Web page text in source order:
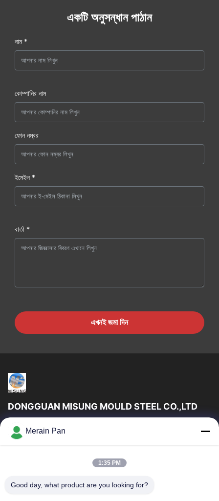
একটি অনুসন্ধান পাঠান
নাম *
কোম্পানির নাম
ফোন নম্বর
ইমেইল *
বার্তা *
এখনই জমা দিন
DONGGUAN MISUNG MOULD STEEL CO.,LTD
DongGuan Misung ছাঁচ ইস্পাত কোং লিমিটেড সরবরাহ প্লাস্টিক ডাই স্টিল, গরম
কাজ ইস্পাত, ঠান্ডা কাজ ইস্পাত, খাদ কাঠামোগত ইস্পাত
গুরুত্বপূর্ণ সংযোগ
পণ্য
VR প্রদর্শন
আমাদের সম্পর্কে
Merain Pan
1:35 PM
Good day, what product are you looking for?